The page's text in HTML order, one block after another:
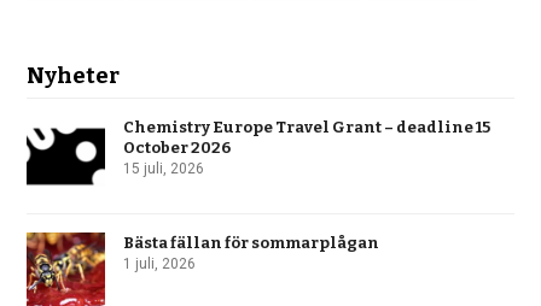
Nyheter
Chemistry Europe Travel Grant – deadline 15
October 2026
15 juli, 2026
Bästa fällan för sommarplågan
1 juli, 2026